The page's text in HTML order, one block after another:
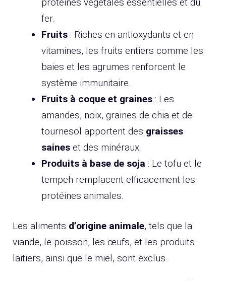
fer.
Fruits : Riches en antioxydants et en
vitamines, les fruits entiers comme les
baies et les agrumes renforcent le
système immunitaire.
Fruits à coque et graines : Les
amandes, noix, graines de chia et de
tournesol apportent des graisses
saines et des minéraux.
Produits à base de soja : Le tofu et le
tempeh remplacent efficacement les
protéines animales.
Les aliments d’origine animale, tels que la
viande, le poisson, les œufs, et les produits
laitiers, ainsi que le miel, sont exclus.